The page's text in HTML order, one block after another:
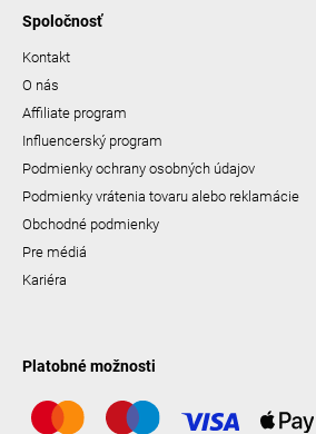
Spoločnosť
Kontakt
O nás
Affiliate program
Influencerský program
Podmienky ochrany osobných údajov
Podmienky vrátenia tovaru alebo reklamácie
Obchodné podmienky
Pre médiá
Kariéra
Platobné možnosti